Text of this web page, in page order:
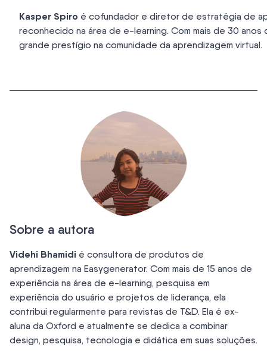
Kasper Spiro é cofundador e diretor de estratégia de
reconhecido na área de e-learning. Com mais de 30
grande prestígio na comunidade da aprendizagem virtual.
Sobre a autora
Videhi Bhamidi é consultora de produtos de
aprendizagem na Easygenerator. Com mais de 15 anos de
experiência na área de e-learning, pesquisa em
experiência do usuário e projetos de liderança, ela
contribui regularmente para revistas de T&D. Ela é ex-
aluna da Oxford e atualmente se dedica a combinar
design, pesquisa, tecnologia e didática em suas soluções.